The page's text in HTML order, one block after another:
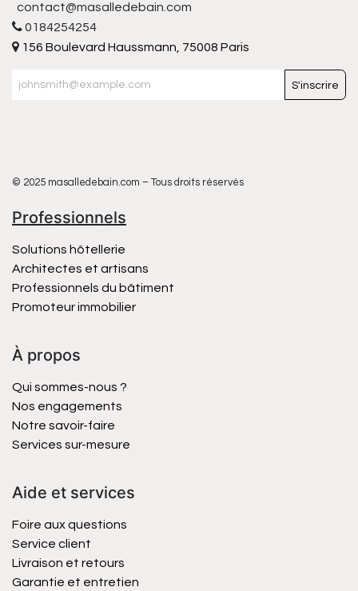
contact@masalledebain.com
0184254254
156 Boulevard Haussmann, 75008 Paris
S'inscrire
© 2025 masalledebain.com – Tous droits réservés
Professionnels
Solutions hôtellerie
Architectes et artisans
Professionnels du bâtiment
Promoteur immobilier
À propos
Qui sommes-nous ?
Nos engagements
Notre savoir-faire
Services sur-mesure
Aide et services
Foire aux questions
Service client
Livraison et retours
Garantie et entretien